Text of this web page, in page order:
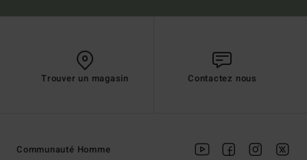
Trouver un magasin Contactez nous
Communauté Homme